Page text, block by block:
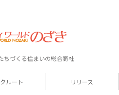
ちづくる住まいの総合商社
ルート リリース